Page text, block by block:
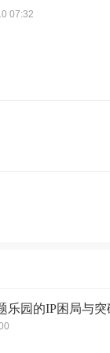
07:32
乐园的IP困局与突